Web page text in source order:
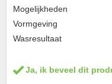
Mogelijkheden
Vormgeving
Wasresultaat
Ja, ik beveel dit